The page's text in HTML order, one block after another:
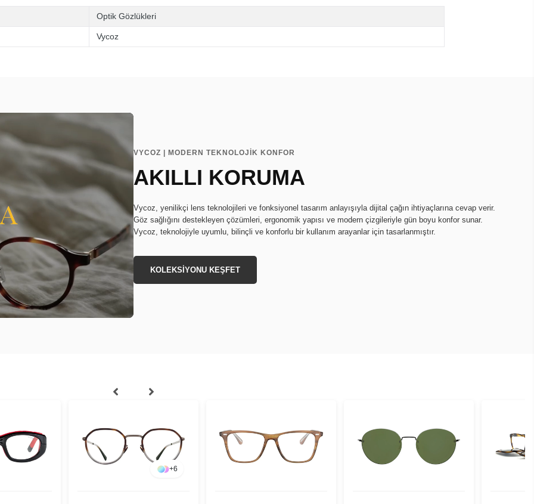
Optik Gözlükleri
Vycoz
VYCOZ | MODERN TEKNOLOJİK KONFOR
AKILLI KORUMA
Vycoz, yenilikçi lens teknolojileri ve fonksiyonel tasarım anlayışıyla dijital çağın ihtiyaçlarına cevap verir.
Göz sağlığını destekleyen çözümleri, ergonomik yapısı ve modern çizgileriyle gün boyu konfor sunar.
Vycoz, teknolojiyle uyumlu, bilinçli ve konforlu bir kullanım arayanlar için tasarlanmıştır.
KOLEKSİYONU KEŞFET